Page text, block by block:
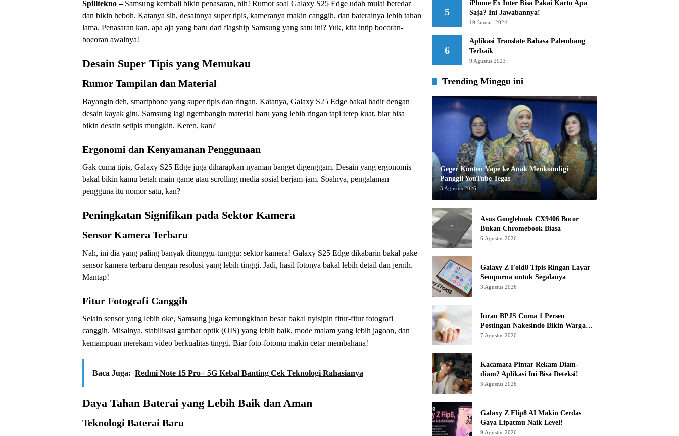
Spilltekno – Samsung kembali bikin penasaran, nih! Rumor soal Galaxy S25 Edge udah mulai beredar
dan bikin heboh. Katanya sih, desainnya super tipis, kameranya makin canggih, dan baterainya lebih tahan
lama. Penasaran kan, apa aja yang baru dari flagship Samsung yang satu ini? Yuk, kita intip bocoran-
bocoran awalnya!
Desain Super Tipis yang Memukau
Rumor Tampilan dan Material
Bayangin deh, smartphone yang super tipis dan ringan. Katanya, Galaxy S25 Edge bakal hadir dengan
desain kayak gitu. Samsung lagi ngembangin material baru yang lebih ringan tapi tetep kuat, biar bisa
bikin desain setipis mungkin. Keren, kan?
Ergonomi dan Kenyamanan Penggunaan
Gak cuma tipis, Galaxy S25 Edge juga diharapkan nyaman banget digenggam. Desain yang ergonomis
bakal bikin kamu betah main game atau scrolling media sosial berjam-jam. Soalnya, pengalaman
pengguna itu nomor satu, kan?
Peningkatan Signifikan pada Sektor Kamera
Sensor Kamera Terbaru
Nah, ini dia yang paling banyak ditunggu-tunggu: sektor kamera! Galaxy S25 Edge dikabarin bakal pake
sensor kamera terbaru dengan resolusi yang lebih tinggi. Jadi, hasil fotonya bakal lebih detail dan jernih.
Mantap!
Fitur Fotografi Canggih
Selain sensor yang lebih oke, Samsung juga kemungkinan besar bakal nyisipin fitur-fitur fotografi
canggih. Misalnya, stabilisasi gambar optik (OIS) yang lebih baik, mode malam yang lebih jagoan, dan
kemampuan merekam video berkualitas tinggi. Biar foto-fotomu makin cetar membahana!
Baca Juga: Redmi Note 15 Pro+ 5G Kebal Banting Cek Teknologi Rahasianya
Daya Tahan Baterai yang Lebih Baik dan Aman
Teknologi Baterai Baru
5
iPhone Ex Inter Bisa Pakai Kartu Apa
Saja? Ini Jawabannya!
19 Januari 2024
6
Aplikasi Translate Bahasa Palembang
Terbaik
9 Agustus 2023
Trending Minggu ini
Geger Konten Vape ke Anak Menkomdigi
Panggil YouTube Tegas
3 Agustus 2026
Asus Googlebook CX9406 Bocor
Bukan Chromebook Biasa
6 Agustus 2026
Galaxy Z Fold8 Tipis Ringan Layar
Sempurna untuk Segalanya
3 Agustus 2026
Iuran BPJS Cuma 1 Persen
Postingan Nakesindo Bikin Warganet
Murka
7 Agustus 2026
Kacamata Pintar Rekam Diam-
diam? Aplikasi Ini Bisa Deteksi!
3 Agustus 2026
Galaxy Z Flip8 AI Makin Cerdas
Gaya Lipatmu Naik Level!
9 Agustus 2026